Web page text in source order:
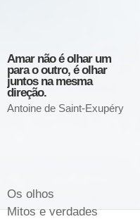
Amar não é olhar um
para o outro, é olhar
juntos na mesma
direção.
Antoine de Saint-Exupéry
Os olhos
Mitos e verdades